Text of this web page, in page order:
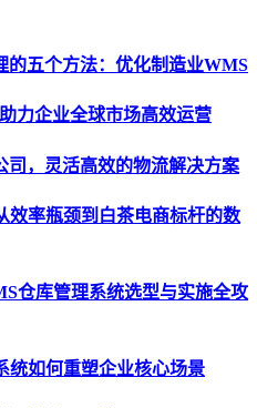
的五个方法：优化制造业WMS
力企业全球市场高效运营
司，灵活高效的物流解决方案
效率瓶颈到白茶电商标杆的数
仓库管理系统选型与实施全攻
统如何重塑企业核心场景